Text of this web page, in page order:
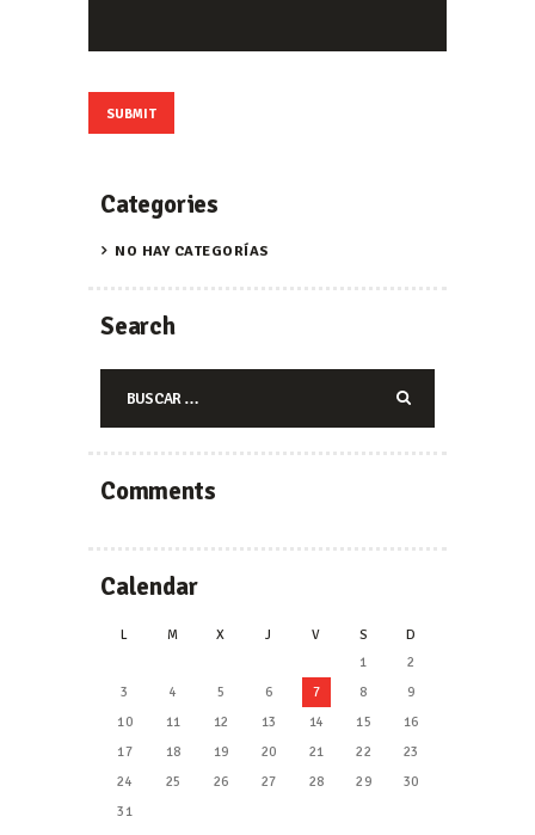
Categories
NO HAY CATEGORÍAS
Search
Comments
Calendar
L M X J V S
D
1
2
3
4 5 6 7 8
9
10
11 12 13 14 15
16
17
18 19 20 21 22
23
24
25 26 27 28 29
30
31